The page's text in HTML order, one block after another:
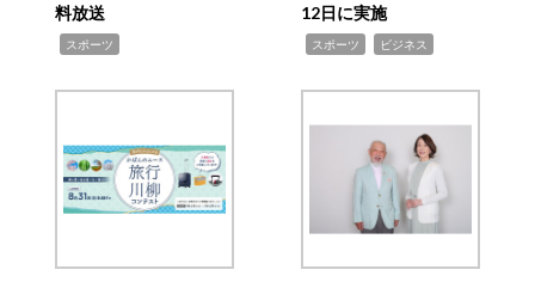
料放送
スポーツ
12日に実施
スポーツ ビジネス